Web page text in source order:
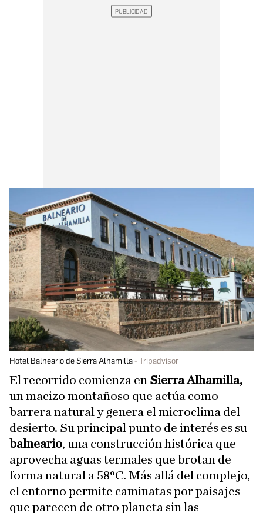
Hotel Balneario de Sierra Alhamilla Tripadvisor
El recorrido comienza en Sierra Alhamilla,
un macizo montañoso que actúa como
barrera natural y genera el microclima del
desierto. Su principal punto de interés es su
balneario, una construcción histórica que
aprovecha aguas termales que brotan de
forma natural a 58°C. Más allá del complejo,
el entorno permite caminatas por paisajes
que parecen de otro planeta sin las